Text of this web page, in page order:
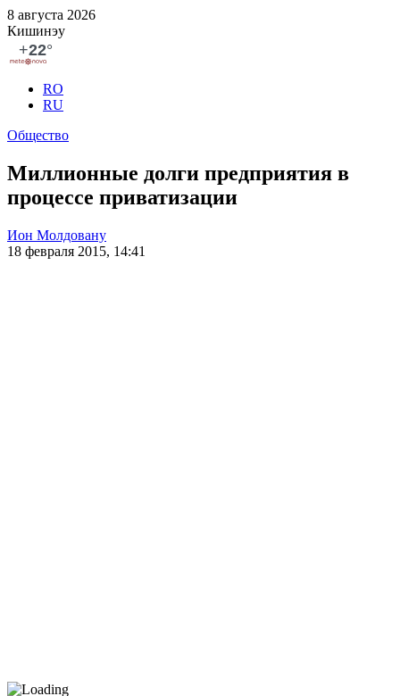
8 августа 2026
Кишинэу
RO
RU
Общество
Миллионные долги предприятия в
процессе приватизации
Ион Молдовану
18 февраля 2015, 14:41